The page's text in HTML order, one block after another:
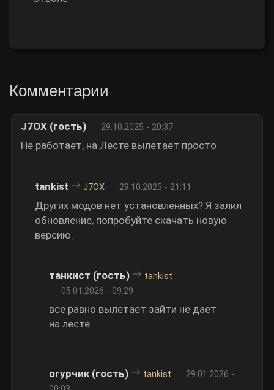
Комментарии
J7OX (гость) 29.10.2025 - 20:37
Не работает, на Лесте вылетает просто
tankist J7OX 29.10.2025 - 21:11
Других модов нет установленных? Я залил
обновление, попробуйте скачать новую
версию.
танкист (гость)
tankist
05.01.2026 - 09:29
все равно вылетает зайти не дает
на лесте
огурчик (гость) tankist
29.01.2026 -